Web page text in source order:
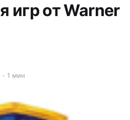
игр от Warner
1 мин